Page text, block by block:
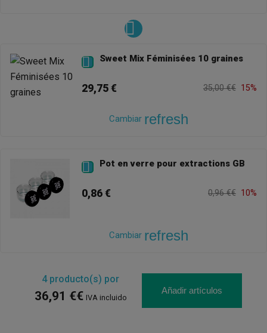
 Sweet Mix Féminisées 10 graines
29,75 € 35,00 €€ 15%
Cambiar refresh
 Pot en verre pour extractions GB
0,86 € 0,96 €€ 10%
Cambiar refresh
4producto(s) por
36,91 €€ IVA incluido
Añadir artículos